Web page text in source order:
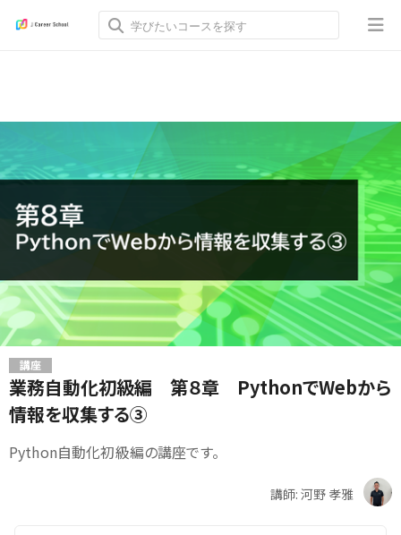
講座
業務自動化初級編 第８章 PythonでWebから
情報を収集する③
Python自動化初級編の講座です。
講師: 河野 孝雅